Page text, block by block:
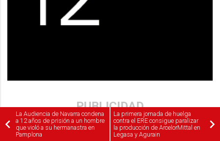
PUBLICIDAD
La Audiencia de Navarra condena
a 12 años de prisión a un hombre
que violó a su hermanastra en
Pamplona
La primera jornada de huelga
contra el ERE consigue paralizar
la producción de ArcelorMittal en
Legasa y Agurain